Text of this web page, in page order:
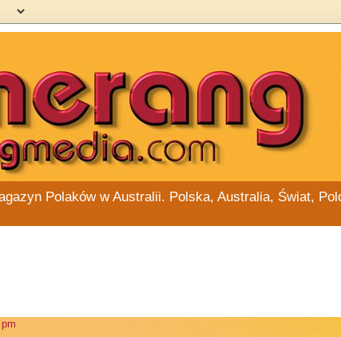
Polaków w Australii. Polska, Australia, Świat,